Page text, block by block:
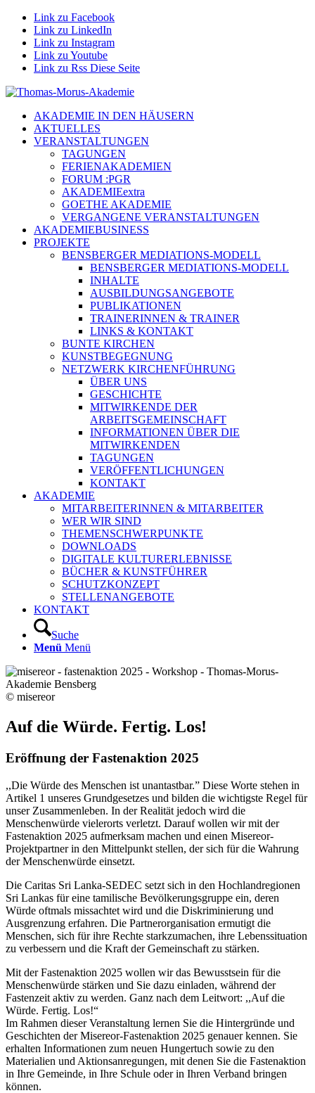
Link zu Facebook
Link zu LinkedIn
Link zu Instagram
Link zu Youtube
Link zu Rss Diese Seite
AKADEMIE IN DEN HÄUSERN
AKTUELLES
VERANSTALTUNGEN
TAGUNGEN
FERIENAKADEMIEN
FORUM :PGR
AKADEMIEextra
GOETHE AKADEMIE
VERGANGENE VERANSTALTUNGEN
AKADEMIEBUSINESS
PROJEKTE
BENSBERGER MEDIATIONS-MODELL
BENSBERGER MEDIATIONS-MODELL
INHALTE
AUSBILDUNGSANGEBOTE
PUBLIKATIONEN
TRAINERINNEN & TRAINER
LINKS & KONTAKT
BUNTE KIRCHEN
KUNSTBEGEGNUNG
NETZWERK KIRCHENFÜHRUNG
ÜBER UNS
GESCHICHTE
MITWIRKENDE DER
ARBEITSGEMEINSCHAFT
INFORMATIONEN ÜBER DIE
MITWIRKENDEN
TAGUNGEN
VERÖFFENTLICHUNGEN
KONTAKT
AKADEMIE
MITARBEITERINNEN & MITARBEITER
WER WIR SIND
THEMENSCHWERPUNKTE
DOWNLOADS
DIGITALE KULTURERLEBNISSE
BÜCHER & KUNSTFÜHRER
SCHUTZKONZEPT
STELLENANGEBOTE
KONTAKT
Suche
Menü Menü
© misereor
Auf die Würde. Fertig. Los!
Eröffnung der Fastenaktion 2025
,,Die Würde des Menschen ist unantastbar.” Diese Worte stehen in
Artikel 1 unseres Grundgesetzes und bilden die wichtigste Regel für
unser Zusammenleben. In der Realität jedoch wird die
Menschenwürde vielerorts verletzt. Darauf wollen wir mit der
Fastenaktion 2025 aufmerksam machen und einen Misereor-
Projektpartner in den Mittelpunkt stellen, der sich für die Wahrung
der Menschenwürde einsetzt.
Die Caritas Sri Lanka-SEDEC setzt sich in den Hochlandregionen
Sri Lankas für eine tamilische Bevölkerungsgruppe ein, deren
Würde oftmals missachtet wird und die Diskriminierung und
Ausgrenzung erfahren. Die Partnerorganisation ermutigt die
Menschen, sich für ihre Rechte starkzumachen, ihre Lebenssituation
zu verbessern und die Kraft der Gemeinschaft zu stärken.
Mit der Fastenaktion 2025 wollen wir das Bewusstsein für die
Menschenwürde stärken und Sie dazu einladen, während der
Fastenzeit aktiv zu werden. Ganz nach dem Leitwort: ,,Auf die
Würde. Fertig. Los!“
Im Rahmen dieser Veranstaltung lernen Sie die Hintergründe und
Geschichten der Misereor-Fastenaktion 2025 genauer kennen. Sie
erhalten Informationen zum neuen Hungertuch sowie zu den
Materialien und Aktionsanregungen, mit denen Sie die Fastenaktion
in Ihre Gemeinde, in Ihre Schule oder in Ihren Verband bringen
können.